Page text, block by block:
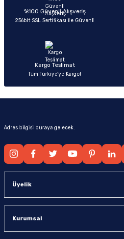
Ürün bilgilerinde hatalar bulunuyor.
Ürün fiyatı diğer sitelerden daha pahalı.
%100 Güvenli Alışveriş
256bit SSL Sertifikası ile Güvenli
Kargo Teslimat
Tüm Türkiye’ye Kargo!
Adres bilgisi buraya gelecek.
Üyelik
Kurumsal